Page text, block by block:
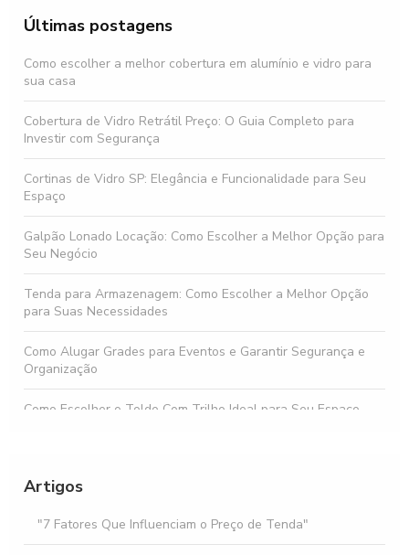
Últimas postagens
Como escolher a melhor cobertura em alumínio e vidro para
sua casa
Cobertura de Vidro Retrátil Preço: O Guia Completo para
Investir com Segurança
Cortinas de Vidro SP: Elegância e Funcionalidade para Seu
Espaço
Galpão Lonado Locação: Como Escolher a Melhor Opção para
Seu Negócio
Tenda para Armazenagem: Como Escolher a Melhor Opção
para Suas Necessidades
Como Alugar Grades para Eventos e Garantir Segurança e
Organização
Como Escolher o Toldo Com Trilho Ideal para Seu Espaço
Dicas para Seu Evento
Artigos
"7 Fatores Que Influenciam o Preço de Tenda"